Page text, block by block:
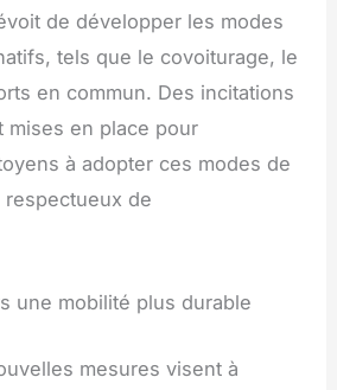
de développer les modes
tels que le covoiturage, le
en commun. Des incitations
mises en place pour
à adopter ces modes de
de
une mobilité plus durable
mesures visent à